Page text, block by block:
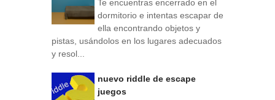
Te encuentras encerrado en el
dormitorio e intentas escapar de
ella encontrando objetos y
pistas, usándolos en los lugares adecuados
y resol...
nuevo riddle de escape
juegos